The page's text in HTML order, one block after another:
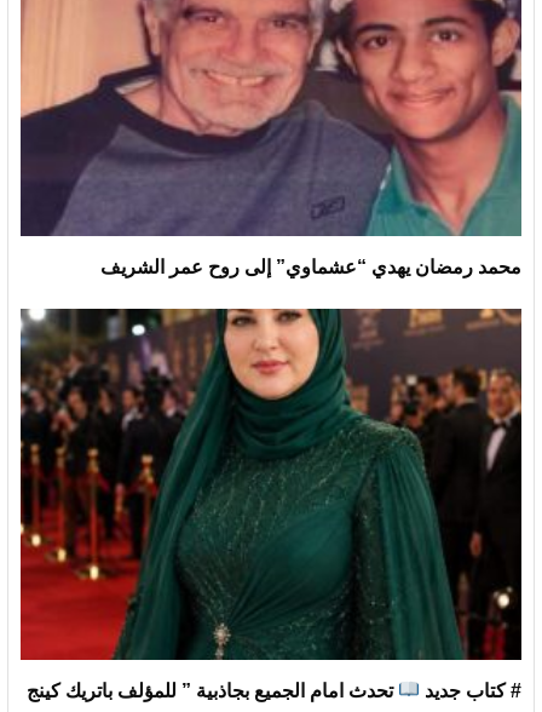
محمد رمضان يهدي “عشماوي” إلى روح عمر الشريف
# كتاب جديد
تحدث امام الجميع بجاذبية ” للمؤلف باتريك كينج